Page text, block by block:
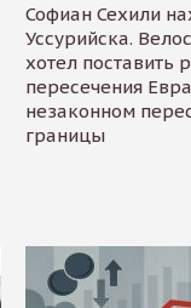
Софиан Сехили
Уссурийска.
хотел поставить
пересечения
незаконном
границы